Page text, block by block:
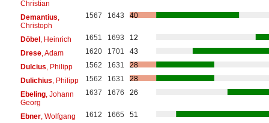
Christian
Demantius
Christoph
1567 1643 40
Döbel, Heinrich 1651 1693
12
Drese, Adam 1620 1701
43
Dulcius , Philipp 1562 1631
28
Dulichius , Philipp 1562 1631
28
Ebeling, Johann
Georg
1637 1676 26
Ebner, Wolfgang 1612 1665
51